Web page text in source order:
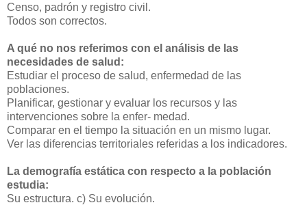
Censo, padrón y registro civil.
Todos son correctos.
A qué no nos referimos con el análisis de las
necesidades de salud:
Estudiar el proceso de salud, enfermedad de las
poblaciones.
Planificar, gestionar y evaluar los recursos y las
intervenciones sobre la enfer- medad.
Comparar en el tiempo la situación en un mismo lugar.
Ver las diferencias territoriales referidas a los indicadores.
La demografía estática con respecto a la población
estudia:
Su estructura. c) Su evolución.